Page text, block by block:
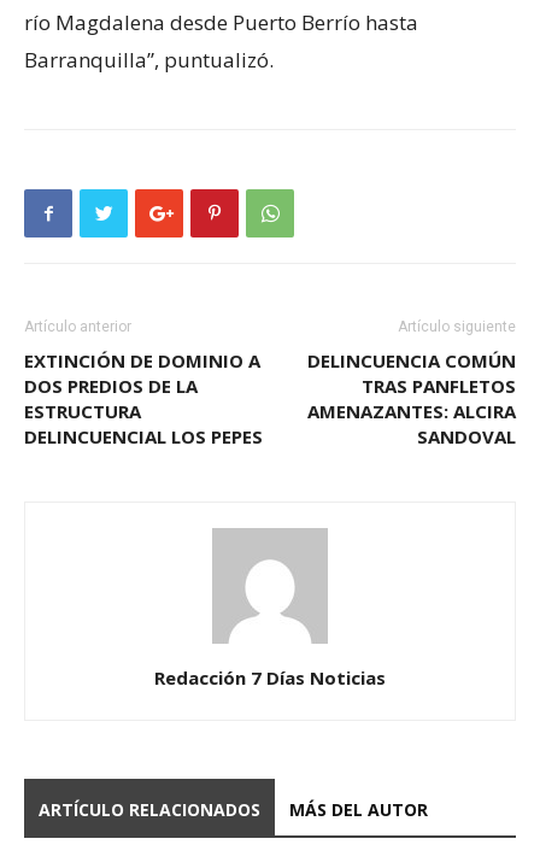
río Magdalena desde Puerto Berrío hasta
Barranquilla”, puntualizó.
Artículo anterior
EXTINCIÓN DE DOMINIO A
DOS PREDIOS DE LA
ESTRUCTURA
DELINCUENCIAL LOS PEPES
Artículo siguiente
DELINCUENCIA COMÚN
TRAS PANFLETOS
AMENAZANTES: ALCIRA
SANDOVAL
Redacción 7 Días Noticias
ARTÍCULO RELACIONADOS MÁS DEL AUTOR